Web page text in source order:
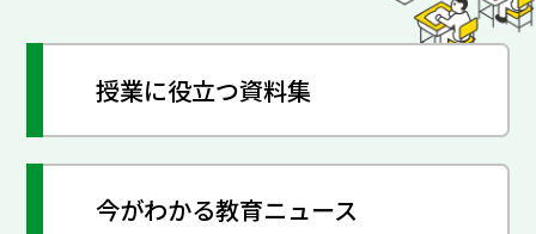
授業に役立つ資料集
今がわかる教育ニュース